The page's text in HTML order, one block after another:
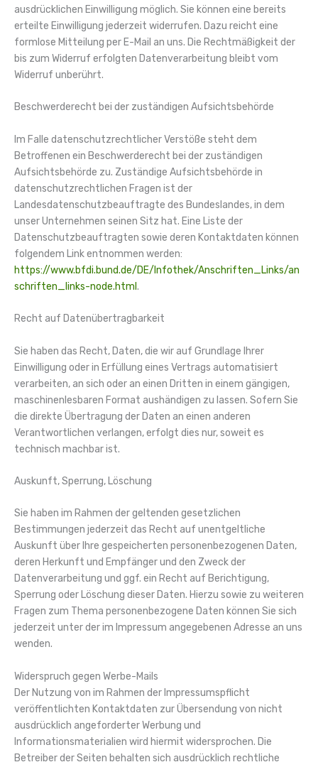
ausdrücklichen Einwilligung möglich. Sie können eine bereits
erteilte Einwilligung jederzeit widerrufen. Dazu reicht eine
formlose Mitteilung per E-Mail an uns. Die Rechtmäßigkeit der
bis zum Widerruf erfolgten Datenverarbeitung bleibt vom
Widerruf unberührt.
Beschwerderecht bei der zuständigen Aufsichtsbehörde
Im Falle datenschutzrechtlicher Verstöße steht dem
Betroffenen ein Beschwerderecht bei der zuständigen
Aufsichtsbehörde zu. Zuständige Aufsichtsbehörde in
datenschutzrechtlichen Fragen ist der
Landesdatenschutzbeauftragte des Bundeslandes, in dem
unser Unternehmen seinen Sitz hat. Eine Liste der
Datenschutzbeauftragten sowie deren Kontaktdaten können
folgendem Link entnommen werden:
https://www.bfdi.bund.de/DE/Infothek/Anschriften_Links/an
schriften_links-node.html .
Recht auf Datenübertragbarkeit
Sie haben das Recht, Daten, die wir auf Grundlage Ihrer
Einwilligung oder in Erfüllung eines Vertrags automatisiert
verarbeiten, an sich oder an einen Dritten in einem gängigen,
maschinenlesbaren Format aushändigen zu lassen. Sofern Sie
die direkte Übertragung der Daten an einen anderen
Verantwortlichen verlangen, erfolgt dies nur, soweit es
technisch machbar ist.
Auskunft, Sperrung, Löschung
Sie haben im Rahmen der geltenden gesetzlichen
Bestimmungen jederzeit das Recht auf unentgeltliche
Auskunft über Ihre gespeicherten personenbezogenen Daten,
deren Herkunft und Empfänger und den Zweck der
Datenverarbeitung und ggf. ein Recht auf Berichtigung,
Sperrung oder Löschung dieser Daten. Hierzu sowie zu weiteren
Fragen zum Thema personenbezogene Daten können Sie sich
jederzeit unter der im Impressum angegebenen Adresse an uns
wenden.
Widerspruch gegen Werbe-Mails
Der Nutzung von im Rahmen der Impressumspflicht
veröffentlichten Kontaktdaten zur Übersendung von nicht
ausdrücklich angeforderter Werbung und
Informationsmaterialien wird hiermit widersprochen. Die
Betreiber der Seiten behalten sich ausdrücklich rechtliche